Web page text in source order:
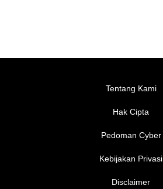
Tentang Kami
Hak Cipta
Pedoman Cyber
Kebijakan Privasi
Disclaimer